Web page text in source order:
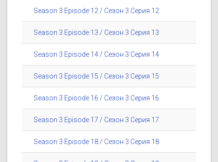
Season 3 Episode 12 / Сезон 3 Серия 12
Season 3 Episode 13 / Сезон 3 Серия 13
Season 3 Episode 14 / Сезон 3 Серия 14
Season 3 Episode 15 / Сезон 3 Серия 15
Season 3 Episode 16 / Сезон 3 Серия 16
Season 3 Episode 17 / Сезон 3 Серия 17
Season 3 Episode 18 / Сезон 3 Серия 18